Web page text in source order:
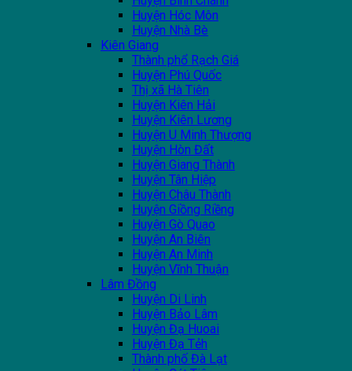
Huyện Hóc Môn
Huyện Nhà Bè
Kiên Giang
Thành phổ Rạch Giá
Huyện Phú Quốc
Thị xã Hà Tiên
Huyện Kiên Hải
Huyện Kiên Lương
Huyện U Minh Thượng
Huyện Hòn Đất
Huyện Giang Thành
Huyện Tân Hiệp
Huyện Châu Thành
Huyện Giồng Riềng
Huyện Gò Quao
Huyện An Biên
Huyện An Minh
Huyện Vĩnh Thuận
Lâm Đồng
Huyện Di Linh
Huyện Bảo Lâm
Huyện Đạ Huoai
Huyện Đạ Tẻh
Thành phố Đà Lạt